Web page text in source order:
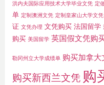
洪内夫国际应用技术大学毕业文凭 定
单 定制澳洲文凭 定制皇家山大学文凭
证 文凭办理 文凭购买 法国留学
购买 美国留学 英国假文凭购
勒冈州立大学成绩单 购买加拿大
购买新西兰文凭 购